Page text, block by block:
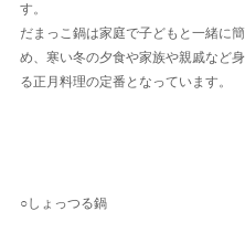
す。
だまっこ鍋は家庭で子どもと一緒に
め、寒い冬の夕食や家族や親戚など
る正月料理の定番となっています。
○しょっつる鍋